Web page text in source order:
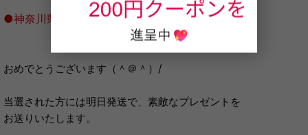
●神奈川県 空の戦士様
おめでとうございます（＾＠＾）/
当選された方には明日発送で、素敵なプレゼントを
お送りいたします。